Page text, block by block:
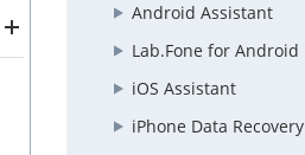
Android Assistant
Lab.Fone for Android
iOS Assistant
iPhone Data Recovery